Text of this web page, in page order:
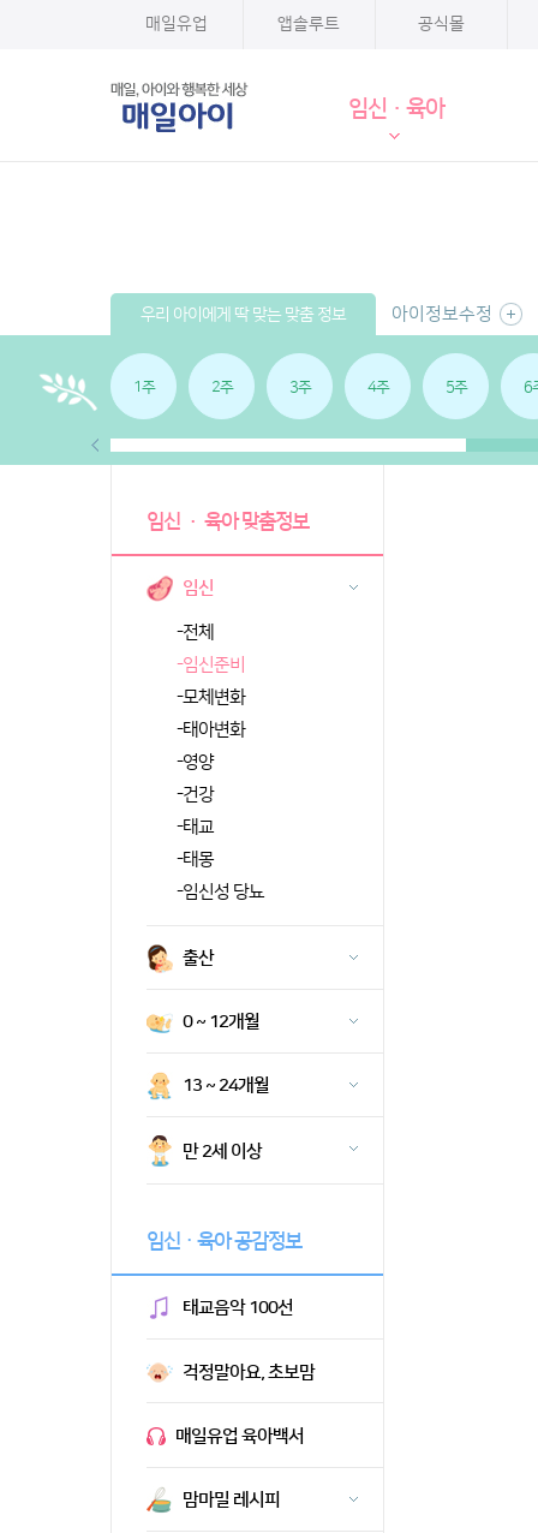
매일유업 앱솔루트 공식몰
임신·육아
우리 아이에게 딱 맞는 맞춤 정보 아이정보수정
1주 2주 3주 4주 5주 6
임신 · 육아 맞춤정보
임신
-전체
-임신준비
-모체변화
-태아변화
-영양
-건강
-태교
-태몽
-임신성 당뇨
출산
0 ~ 12개월
13 ~ 24개월
만 2세 이상
임신ㆍ육아 공감정보
태교음악 100선
걱정말아요, 초보맘
매일유업 육아백서
맘마밀 레시피